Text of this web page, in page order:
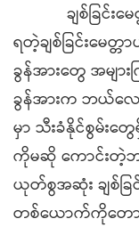
ချစ်ခြင်းမ
ရတဲ့ချစ်ခြင်းမ
ခွန်အားတွေ အများ
ခွန်အားက ဘယ်လ
မှာ သီးခံနိုင်စွမ်း
ကိုမဆို ကောင်းတဲ့
ယုတ်စွအဆုံး ချစ်ခ
တစ်ယောက်ကိုတော